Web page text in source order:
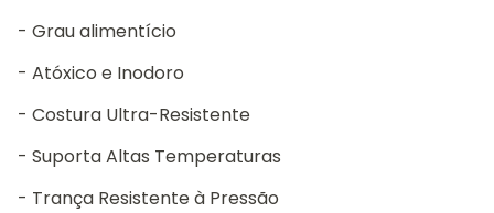
- Grau alimentício
- Atóxico e Inodoro
- Costura Ultra-Resistente
- Suporta Altas Temperaturas
- Trança Resistente à Pressão